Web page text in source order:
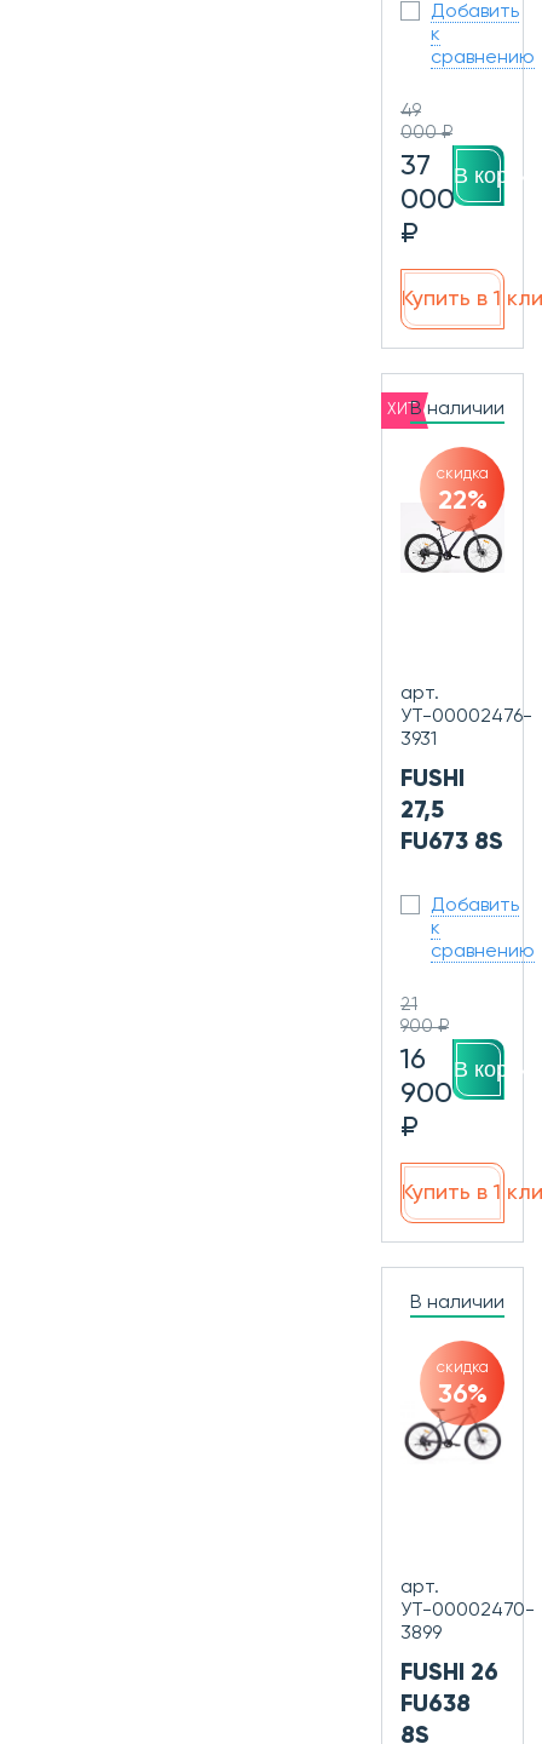
Добавить
к
сравнению
49
000 ₽
37
000
₽
В
Купить в 1
ХИТВ наличии
скидка
22%
арт.
УТ-00002476-
3931
FUSHI
27,5
FU673 8S
Добавить
к
сравнению
21
900 ₽
16
900
₽
В
Купить в 1
В наличии
скидка
36%
арт.
УТ-00002470-
3899
FUSHI 26
FU638
8S